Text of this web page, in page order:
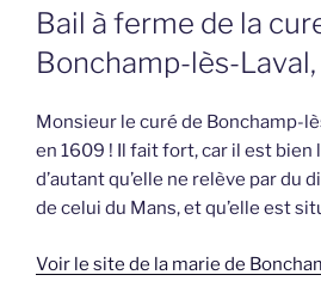
LE
Bail à ferme de la
Bonchamp-lès-
Monsieur le curé de Bonchamp-
en 1609 ! Il fait fort, car il est bien
d’autant qu’elle ne relève par du
de celui du Mans, et qu’elle est
Voir le site de la marie de